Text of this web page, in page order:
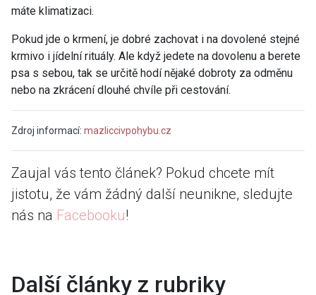
máte klimatizaci.
Pokud jde o krmení, je dobré zachovat i na dovolené stejné
krmivo i jídelní rituály. Ale když jedete na dovolenu a berete
psa s sebou, tak se určitě hodí nějaké dobroty za odměnu
nebo na zkrácení dlouhé chvíle při cestování.
Zdroj informací: mazliccivpohybu.cz
Zaujal vás tento článek? Pokud chcete mít
jistotu, že vám žádný další neunikne, sledujte
nás na Facebooku!
Další články z rubriky